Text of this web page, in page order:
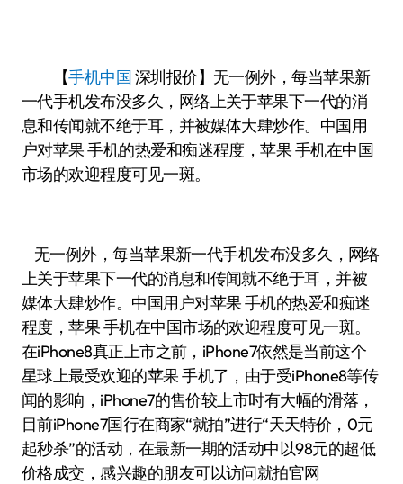
【手机中国深圳报价】无一例外，每当苹果新
一代手机发布没多久，网络上关于苹果下一代的消
息和传闻就不绝于耳，并被媒体大肆炒作。中国用
户对苹果 手机的热爱和痴迷程度，苹果 手机在中国
市场的欢迎程度可见一斑。
无一例外，每当苹果新一代手机发布没多久，网络
上关于苹果下一代的消息和传闻就不绝于耳，并被
媒体大肆炒作。中国用户对苹果 手机的热爱和痴迷
程度，苹果 手机在中国市场的欢迎程度可见一斑。
在iPhone8真正上市之前，iPhone7依然是当前这个
星球上最受欢迎的苹果 手机了，由于受iPhone8等传
闻的影响，iPhone7的售价较上市时有大幅的滑落，
目前iPhone7国行在商家“就拍”进行“天天特价，0元
起秒杀”的活动，在最新一期的活动中以98元的超低
价格成交，感兴趣的朋友可以访问就拍官网